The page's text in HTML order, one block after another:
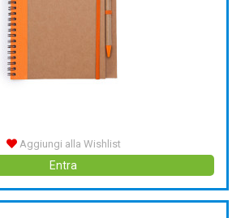
Aggiungi alla Wishlist
Entra